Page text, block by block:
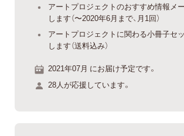
アートプロジェクトのおすすめ情報メ
します（〜2020年6月まで、月1回）
アートプロジェクトに関わる小冊子セ
します（送料込み）
2021年07月 にお届け予定です。
28人が応援しています。